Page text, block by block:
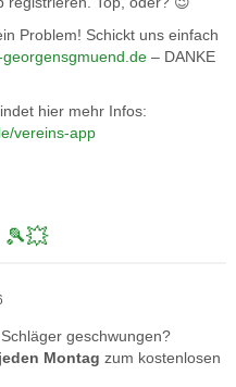
Problem! Schickt uns einfach
– DANKE
hier mehr Infos:
vereins-app
🎾💥
geschwungen?
jeden Montag zum kostenlosen